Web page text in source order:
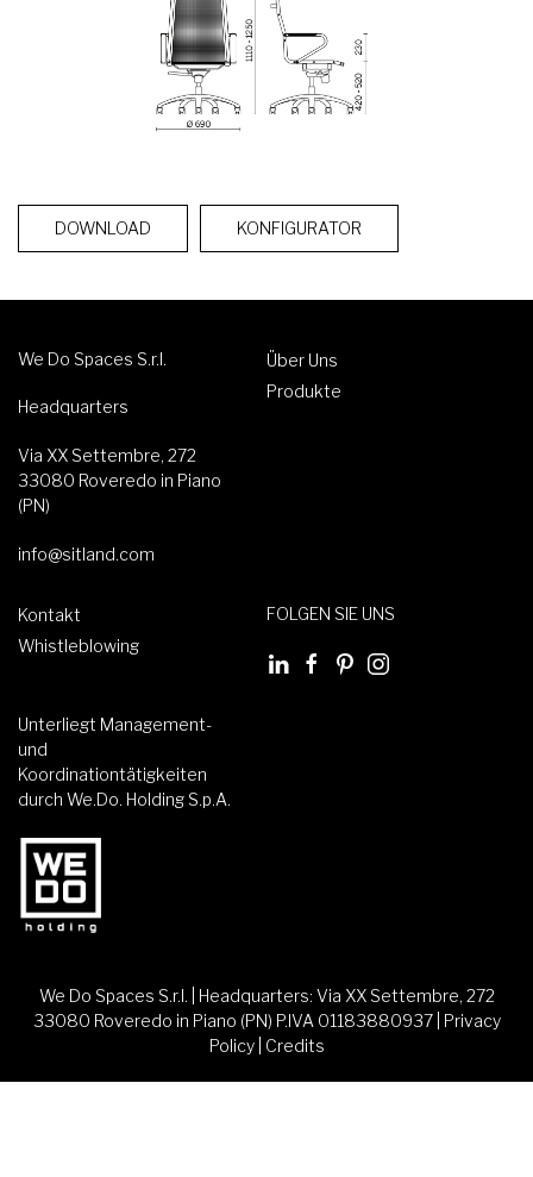
DOWNLOAD KONFIGURATOR
We Do Spaces S.r.l.
Headquarters
Via XX Settembre, 272
33080 Roveredo in Piano
(PN)
info@sitland.com
Über Uns
Produkte
Kontakt
Whistleblowing
FOLGEN SIE UNS
Unterliegt Management-
und
Koordinationtätigkeiten
durch We.Do. Holding S.p.A.
We Do Spaces S.r.l. | Headquarters: Via XX Settembre, 272
33080 Roveredo in Piano (PN) P.IVA 01183880937 | Privacy
Policy| Credits